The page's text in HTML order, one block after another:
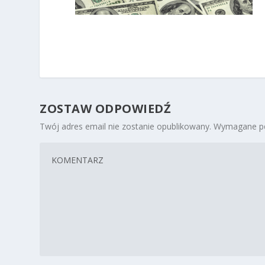
ZOSTAW ODPOWIEDŹ
Twój adres email nie zostanie opublikowany. Wymagane